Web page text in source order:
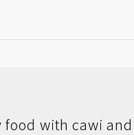
food with cawi